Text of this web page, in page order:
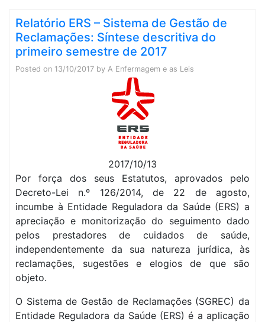
Relatório ERS – Sistema de Gestão de
Reclamações: Síntese descritiva do
primeiro semestre de 2017
Posted on 13/10/2017 by A Enfermagem e as Leis
2017/10/13
Por força dos seus Estatutos, aprovados pelo
Decreto-Lei n.º 126/2014, de 22 de agosto,
incumbe à Entidade Reguladora da Saúde (ERS) a
apreciação e monitorização do seguimento dado
pelos prestadores de cuidados de saúde,
independentemente da sua natureza jurídica, às
reclamações, sugestões e elogios de que são
objeto.
O Sistema de Gestão de Reclamações (SGREC) da
Entidade Reguladora da Saúde (ERS) é a aplicação